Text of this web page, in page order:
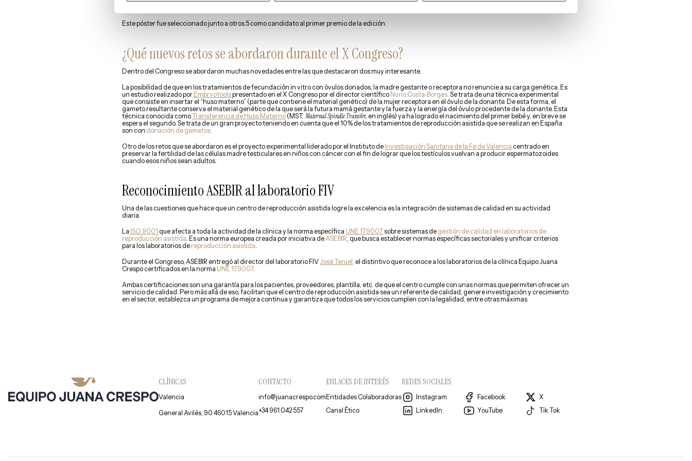
Este póster fue seleccionado junto a otros 5 como candidato al primer premio de la edición.
¿Qué nuevos retos se abordaron durante el X Congreso?
Dentro del Congreso se abordaron muchas novedades entre las que destacaron dos muy interesante.
La posibilidad de que en los tratamientos de fecundación in vitro con óvulos donados, la madre gestante o receptora no renuncie a su carga genética. Es
un estudio realizado por Embryotoolspresentado en el X Congreso por el director científico Nuno Costa-Borges. Se trata de una técnica experimental
que consiste en insertar el “huso materno” (parte que contiene el material genético) de la mujer receptora en el óvulo de la donante. De esta forma, el
gameto resultante conserva el material genético de la que será la futura mamá gestante y la fuerza y la energía del óvulo procedente de la donante. Esta
técnica conocida como Transferencia de Huso Materno (MST, Maternal Spindle Transfer, en inglés) ya ha logrado el nacimiento del primer bebé y, en breve se
espera el segundo. Se trata de un gran proyecto teniendo en cuenta que el 10% de los tratamientos de reproducción asistida que se realizan en España
son con donación de gametos.
Otro de los retos que se abordaron es el proyecto experimental liderado por el Instituto de Investigación Sanitaria de la Fe de Valencia centrado en
preservar la fertilidad de las células madre testiculares en niños con cáncer con el fin de lograr que los testículos vuelvan a producir espermatozoides
cuando esos niños sean adultos.
Reconocimiento ASEBIR al laboratorio FIV
Una de las cuestiones que hace que un centro de reproducción asistida logre la excelencia es la integración de sistemas de calidad en su actividad
diaria.
La ISO 9001 que afecta a toda la actividad de la clínica y la norma específica UNE 179007 sobre sistemas de gestión de calidad en laboratorios de
reproducción asistida . Es una norma europea creada por iniciativa de ASEBIR , que busca establecer normas específicas sectoriales y unificar criterios
para los laboratorios de reproducción asistida
Durante el Congreso, ASEBIR entregó al director del laboratorio FIV José Teruel, el distintivo que reconoce a los laboratorios de la clínica Equipo Juana
Crespo certificados en la norma UNE 179007.
Ambas certificaciones son una garantía para los pacientes, proveedores, plantilla, etc. de que el centro cumple con unas normas que permiten ofrecer un
servicio de calidad. Pero más allá de eso, facilitan que el centro de reproducción asistida sea un referente de calidad, genere investigación y crecimiento
en el sector, establezca un programa de mejora continua y garantiza que todos los servicios cumplen con la legalidad, entre otras máximas.
CLÍNICAS
Valencia
General Avilés, 90 46015 Valencia
CONTACTO
info@juanacrespo.com
+34 961 042 557
ENLACES DE INTERÉS
Entidades Colaboradoras
Canal Ético
REDES SOCIALES
Instagram Facebook
X
LinkedIn
YouTube Tik Tok